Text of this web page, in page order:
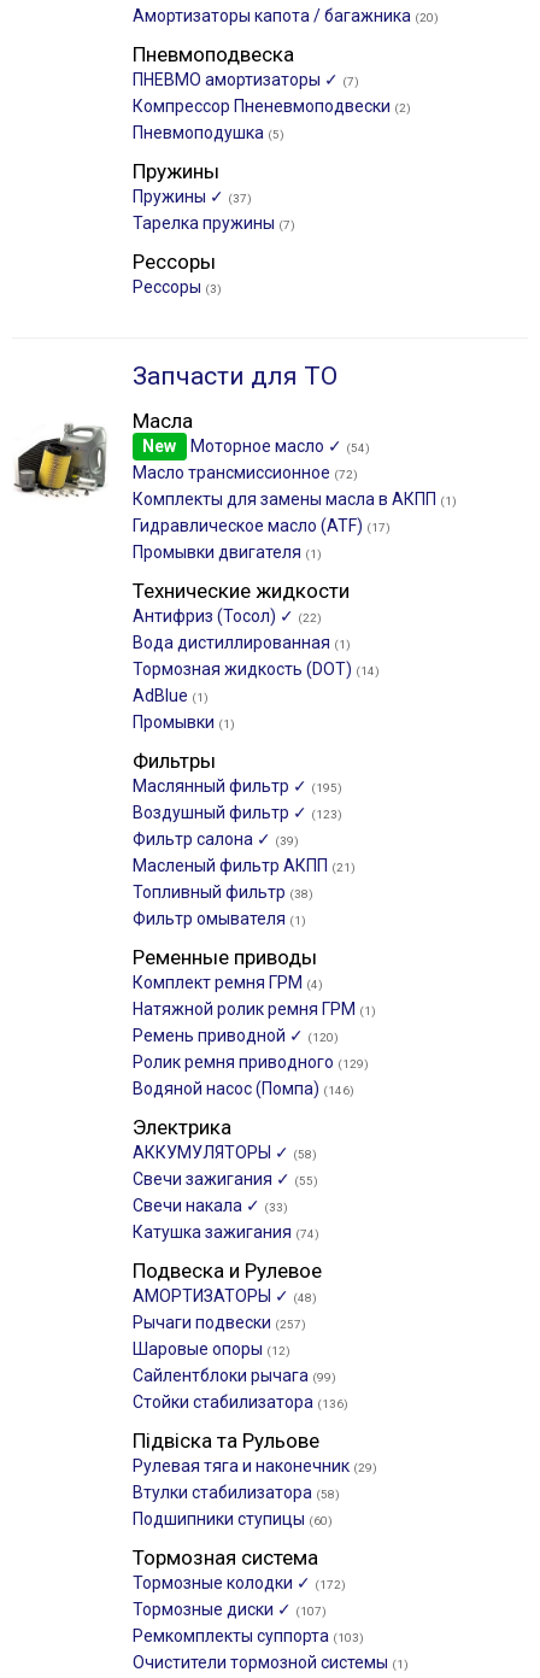
Амортизаторы капота / багажника (20)
Пневмоподвеска
ПНЕВМО амортизаторы ✓ (7)
Компрессор Пненевмоподвески (2)
Пневмоподушка (5)
Пружины
Пружины ✓ (37)
Тарелка пружины (7)
Рессоры
Рессоры (3)
Запчасти для ТО
Масла
New Моторное масло ✓ (54)
Масло трансмиссионное (72)
Комплекты для замены масла в АКПП (1)
Гидравлическое масло (ATF) (17)
Промывки двигателя (1)
Технические жидкости
Антифриз (Тосол) ✓ (22)
Вода дистиллированная (1)
Тормозная жидкость (DOT) (14)
AdBlue (1)
Промывки (1)
Фильтры
Маслянный фильтр ✓ (195)
Воздушный фильтр ✓ (123)
Фильтр салона ✓ (39)
Масленый фильтр АКПП (21)
Топливный фильтр (38)
Фильтр омывателя (1)
Ременные приводы
Комплект ремня ГРМ (4)
Натяжной ролик ремня ГРМ (1)
Ремень приводной ✓ (120)
Ролик ремня приводного (129)
Водяной насос (Помпа) (146)
Электрика
АККУМУЛЯТОРЫ ✓ (58)
Свечи зажигания ✓ (55)
Свечи накала ✓ (33)
Катушка зажигания (74)
Подвеска и Рулевое
АМОРТИЗАТОРЫ ✓ (48)
Рычаги подвески (257)
Шаровые опоры (12)
Сайлентблоки рычага (99)
Стойки стабилизатора (136)
Підвіска та Рульове
Рулевая тяга и наконечник (29)
Втулки стабилизатора (58)
Подшипники ступицы (60)
Тормозная система
Тормозные колодки ✓ (172)
Тормозные диски ✓ (107)
Ремкомплекты суппорта (103)
Очистители тормозной системы (1)